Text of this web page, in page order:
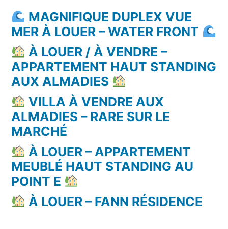
MAGNIFIQUE DUPLEX VUE
MER À LOUER – WATER FRONT
À LOUER / À VENDRE –
APPARTEMENT HAUT STANDING
AUX ALMADIES
VILLA À VENDRE AUX
ALMADIES – RARE SUR LE
MARCHÉ
À LOUER – APPARTEMENT
MEUBLÉ HAUT STANDING AU
POINT E
À LOUER – FANN RÉSIDENCE